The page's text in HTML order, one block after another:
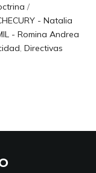
/
- Natalia
- Romina Andrea
,Directivas